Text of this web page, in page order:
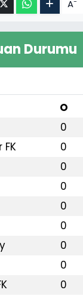
A
Durumu
O
0
FK 0
0
0
0
0
0
0
0